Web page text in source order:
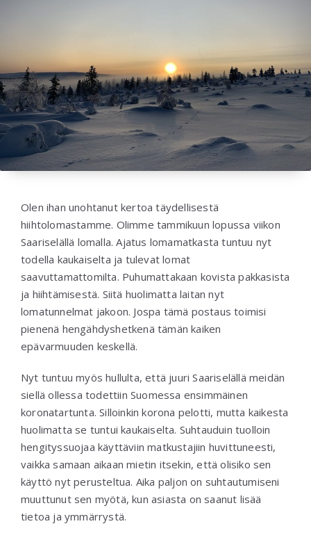
Olen ihan unohtanut kertoa täydellisestä
hiihtolomastamme. Olimme tammikuun lopussa viikon
Saariselällä lomalla. Ajatus lomamatkasta tuntuu nyt
todella kaukaiselta ja tulevat lomat
saavuttamattomilta. Puhumattakaan kovista pakkasista
ja hiihtämisestä. Siitä huolimatta laitan nyt
lomatunnelmat jakoon. Jospa tämä postaus toimisi
pienenä hengähdyshetkenä tämän kaiken
epävarmuuden keskellä.
Nyt tuntuu myös hullulta, että juuri Saariselällä meidän
siellä ollessa todettiin Suomessa ensimmäinen
koronatartunta. Silloinkin korona pelotti, mutta kaikesta
huolimatta se tuntui kaukaiselta. Suhtauduin tuolloin
hengityssuojaa käyttäviin matkustajiin huvittuneesti,
vaikka samaan aikaan mietin itsekin, että olisiko sen
käyttö nyt perusteltua. Aika paljon on suhtautumiseni
muuttunut sen myötä, kun asiasta on saanut lisää
tietoa ja ymmärrystä.